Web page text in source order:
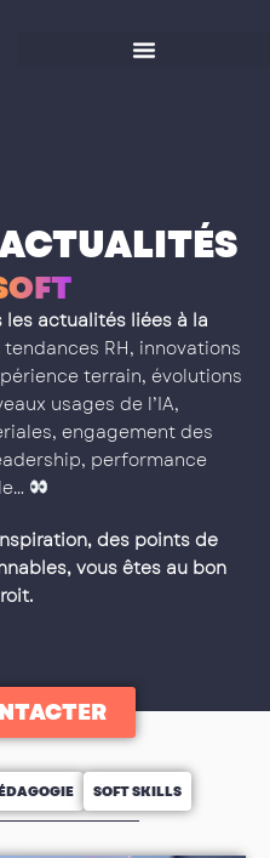
SKI
les actualités liées à la
RH, innovations
terrain, évolutions
usages de l’IA,
engagement des
performance
des points de
vous êtes au bon
SOFT SKILLS